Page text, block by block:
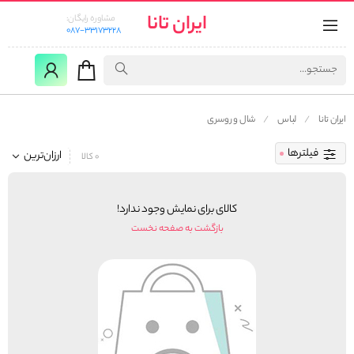
ایران تانا
مشاوره رایگان:
087-33173228
ایران تانا لباس شال و روسری
فیلترها ارزان‌ترین 0 کالا
کالای برای نمایش وجود ندارد!
بازگشت به صفحه نخست